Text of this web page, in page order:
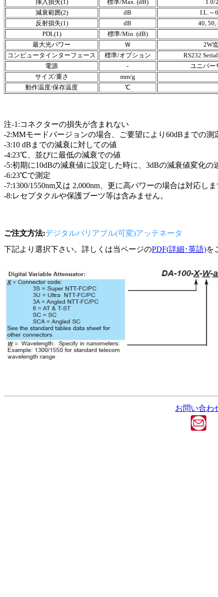
挿入損失(1)
標準/Max. (dB)
1.0/
減衰範囲(2)
dB
I.L.～
反射損失(1)
dB
40, 50,
PDL(1)
標準/Min. (dB)
最大光パワー
Ｗ
2W
コンピュータインターフェース
標準/オプション
RS232
電源
-
ユニバー
サイズ/重さ
mm/g
動作温度/保存温度
℃
注-1:コネクターの損失が含まれない
-2:MMモードバージョンの場合、ご要望により60dBまでの測
-3:10 dBまでの減衰に対しての値
-4:23℃、並びに最低の減衰での値
-5:初期に10dBの減衰値に設定した時に、3dBの減衰値変化
-6:23℃で測定
-7:1300/1550nm又は 2,000nm、更に高パワーの場合は対応し
-8:レセプタクルや保護ブーツ等は含みません。
ご注文方法:デジタルバリアブル(可変)アッテネータ
下記より選択下さい。詳しくは当ページのPDF(詳細･英語)を
お問い合わ